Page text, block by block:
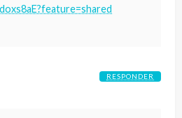
RESPONDER